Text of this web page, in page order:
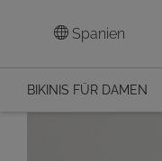
Spanien
BIKINIS FÜR DAMEN